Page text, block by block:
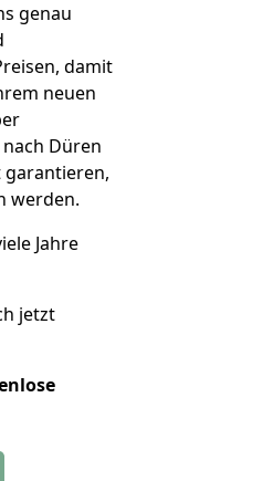
genau
damit
neuen
Düren
werden.
Jahre
jetzt